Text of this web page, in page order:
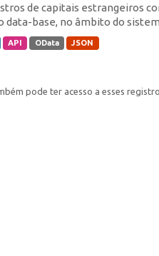
de capitais estrangeiros
data-base, no âmbito do
API OData JSON
pode ter acesso a esses